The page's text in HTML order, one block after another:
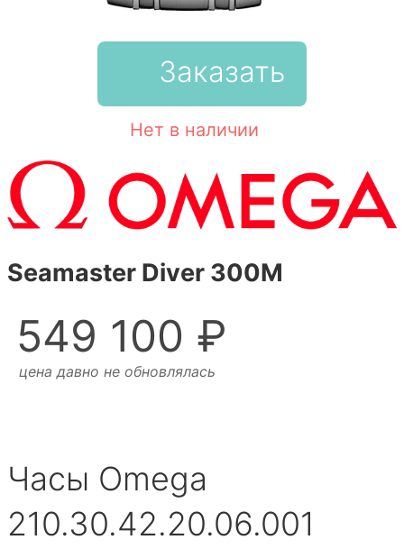
Заказать
Нет в наличии
Seamaster Diver 300M
549 100 ₽
цена давно не обновлялась
Часы Omega
210.30.42.20.06.001